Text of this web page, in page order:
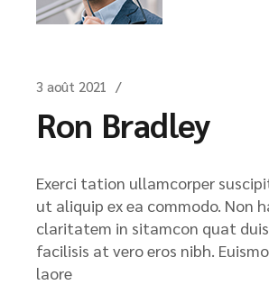
3 août 2021
Ron Bradley
Exerci tation ullamcorper
ut aliquip ex ea commodo. Non
claritatem in sitamcon quat
facilisis at vero eros nibh.
laore